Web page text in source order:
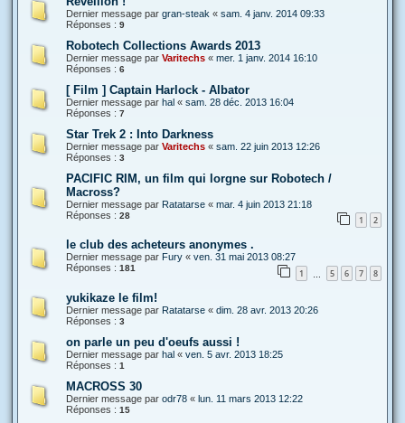
Dernier message par gran-steak « sam. 4 janv. 2014 09:33
Réponses : 9
Robotech Collections Awards 2013
Dernier message par Varitechs « mer. 1 janv. 2014 16:10
Réponses : 6
[ Film ] Captain Harlock - Albator
Dernier message par hal « sam. 28 déc. 2013 16:04
Réponses : 7
Star Trek 2 : Into Darkness
Dernier message par Varitechs « sam. 22 juin 2013 12:26
Réponses : 3
PACIFIC RIM, un film qui lorgne sur Robotech /
Macross?
Dernier message par Ratatarse « mar. 4 juin 2013 21:18
Réponses : 28 1 2
le club des acheteurs anonymes .
Dernier message par Fury « ven. 31 mai 2013 08:27
Réponses : 181 1 5 6 7 8
yukikaze le film!
Dernier message par Ratatarse « dim. 28 avr. 2013 20:26
Réponses : 3
on parle un peu d'oeufs aussi !
Dernier message par hal « ven. 5 avr. 2013 18:25
Réponses : 1
MACROSS 30
Dernier message par odr78 « lun. 11 mars 2013 12:22
Réponses : 15